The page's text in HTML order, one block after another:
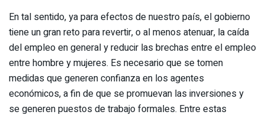
En tal sentido, ya para efectos de nuestro país, el gobierno
tiene un gran reto para revertir, o al menos atenuar, la caída
del empleo en general y reducir las brechas entre el empleo
entre hombre y mujeres. Es necesario que se tomen
medidas que generen confianza en los agentes
económicos, a fin de que se promuevan las inversiones y
se generen puestos de trabajo formales. Entre estas